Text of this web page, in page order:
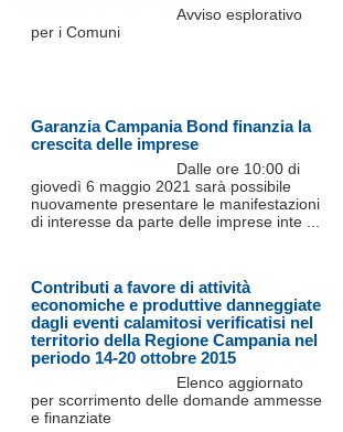
Avviso esplorativo
per i Comuni
Garanzia Campania Bond finanzia la
crescita delle imprese
Dalle ore 10:00 di
giovedì 6 maggio 2021 sarà possibile
nuovamente presentare le manifestazioni
di interesse da parte delle imprese inte ...
Contributi a favore di attività
economiche e produttive danneggiate
dagli eventi calamitosi verificatisi nel
territorio della Regione Campania nel
periodo 14-20 ottobre 2015
Elenco aggiornato
per scorrimento delle domande ammesse
e finanziate